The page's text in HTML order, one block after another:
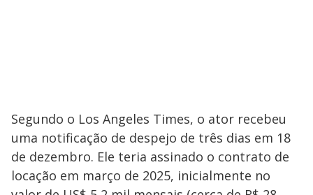
Segundo o Los Angeles Times, o ator recebeu
uma notificação de despejo de três dias em 18
de dezembro. Ele teria assinado o contrato de
locação em março de 2025, inicialmente no